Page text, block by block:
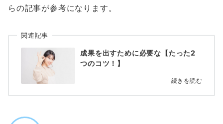
らの記事が参考になります。
関連記事
成果を出すために必要な【たった2
つのコツ！】
続きを読む